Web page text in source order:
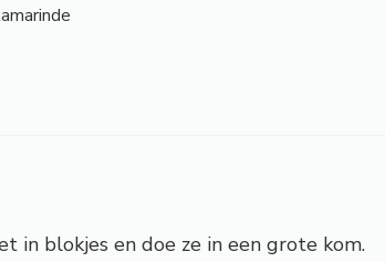
in blokjes en doe ze in een grote kom.